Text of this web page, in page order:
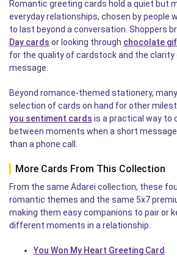
Romantic greeting cards hold a quiet but
everyday relationships, chosen by people
to last beyond a conversation. Shoppers
Day cards or looking through chocolate
for the quality of cardstock and the clarity
message.
Beyond romance-themed stationery,
selection of cards on hand for other
you sentiment cards is a practical way to
between moments when a short
than a phone call.
More Cards From This Collection
From the same Adarei collection, these
romantic themes and the same 5x7
making them easy companions to pair or
different moments in a relationship.
You Won My Heart Greeting Card